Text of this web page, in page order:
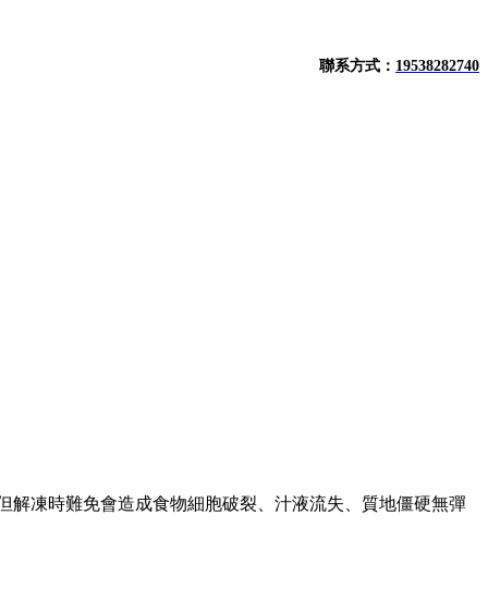
聯系方式： 19538282740
凍時難免會造成食物細胞破裂、汁液流失、質地僵硬無彈